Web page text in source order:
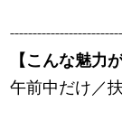
【こんな魅力
午前中だけ／